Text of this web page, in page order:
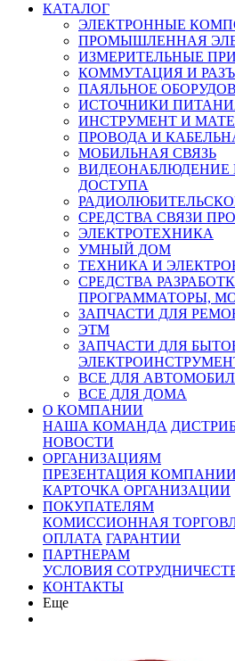
КАТАЛОГ
ЭЛЕКТРОННЫЕ
ПРОМЫШЛЕННАЯ
ИЗМЕРИТЕЛЬНЫЕ
КОММУТАЦИЯ И
ПАЯЛЬНОЕ
ИСТОЧНИКИ
ИНСТРУМЕНТ И
ПРОВОДА И
МОБИЛЬНАЯ СВЯЗЬ
ВИДЕОНАБЛЮДЕНИЕ
ДОСТУПА
СРЕДСТВА СВЯЗИ
ЭЛЕКТРОТЕХНИКА
УМНЫЙ ДОМ
ТЕХНИКА И
СРЕДСТВА
ПРОГРАММАТОРЫ,
ЗАПЧАСТИ ДЛЯ
ЭТМ
ЗАПЧАСТИ ДЛЯ
ВСЕ ДЛЯ
ВСЕ ДЛЯ ДОМА
О КОМПАНИИ
НАША КОМАНДА
НОВОСТИ
ОРГАНИЗАЦИЯМ
ПРЕЗЕНТАЦИЯ КОМПАНИИ
КАРТОЧКА ОРГАНИЗАЦИИ
ПОКУПАТЕЛЯМ
КОМИССИОННАЯ
ОПЛАТА ГАРАНТИИ
ПАРТНЕРАМ
УСЛОВИЯ
КОНТАКТЫ
Еще